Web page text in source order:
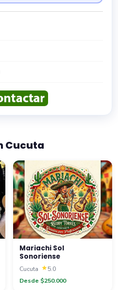
Cucuta
Mariachi Sol
Sonoriense
Cucuta
5.0
Desde $250.000